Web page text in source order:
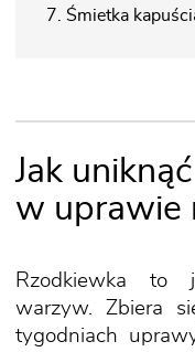
7. Śmietka
Jak
w uprawie
Rzodkiewka to
warzyw. Zbiera
tygodniach